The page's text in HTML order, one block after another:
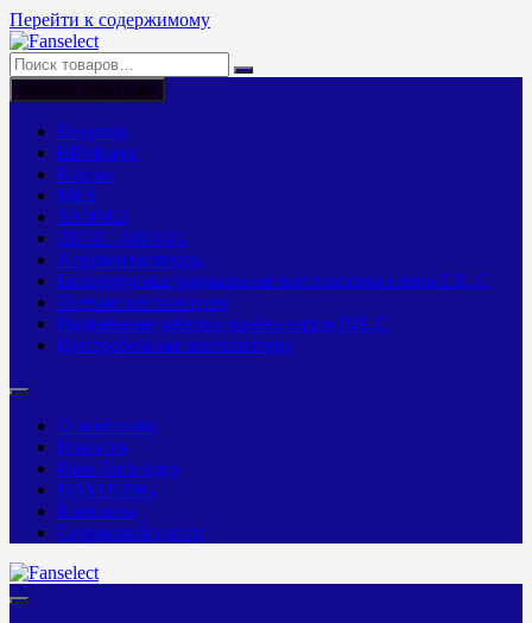
Перейти к содержимому
Каталог продукции
Dayoung
EBMpapst
Kemao
MES
SANMU
ZIEHL-ABEGG
Агровентиляторы
Бескорпусные радиальные вентиляторы серии ER..C
Осевые вентиляторы
Радиальные рабочие колёса серии RH..C
Центробежные вентиляторы
О компании
Новости
Fans-Tech Agro
DAYOUNG
Контакты
Сервисный центр